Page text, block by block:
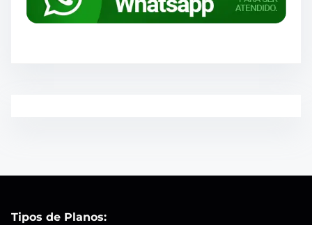
Tipos de Planos: